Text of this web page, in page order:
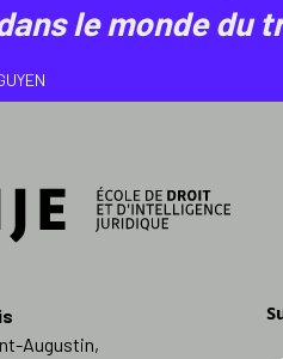
le monde du
Augustin,